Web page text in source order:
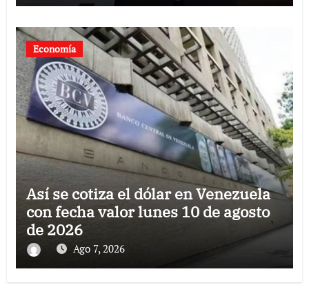
Economía
Así se cotiza el dólar en Venezuela
con fecha valor lunes 10 de agosto
de 2026
Ago 7, 2026